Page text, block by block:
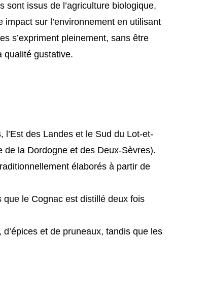
sont issus de l’agriculture biologique,
sur l’environnement en utilisant
s’expriment pleinement, sans être
qualité gustative.
des Landes et le Sud du Lot-et-
la Dordogne et des Deux-Sèvres).
élaborés à partir de
que le Cognac est distillé deux fois
et de pruneaux, tandis que les